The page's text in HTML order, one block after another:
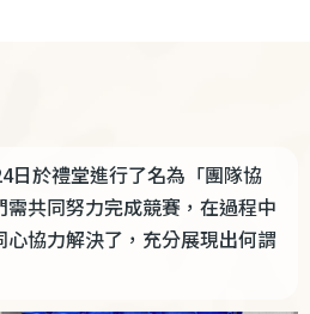
日於禮堂進行了名為「團隊協
共同努力完成競賽，在過程中
協力解決了，充分展現出何謂